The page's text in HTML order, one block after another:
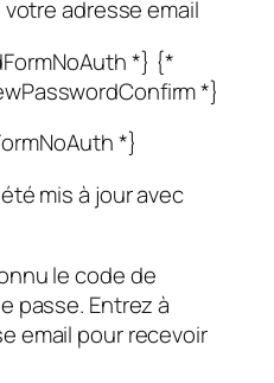
votre adresse email
*} {*
*}
*}
mis à jour avec
le code de
passe. Entrez à
email pour recevoir